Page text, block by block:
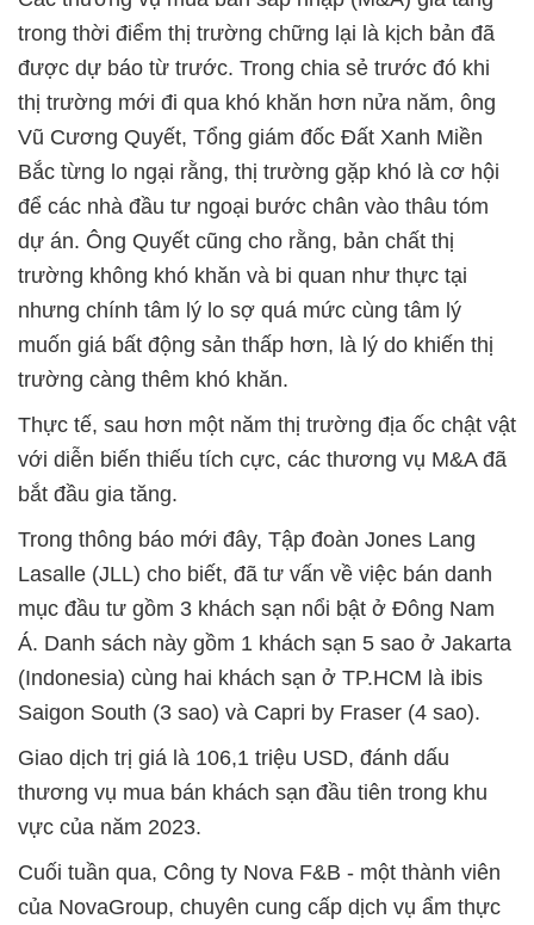
trong thời điểm thị trường chững lại là kịch bản đã
được dự báo từ trước. Trong chia sẻ trước đó khi
thị trường mới đi qua khó khăn hơn nửa năm, ông
Vũ Cương Quyết, Tổng giám đốc Đất Xanh Miền
Bắc từng lo ngại rằng, thị trường gặp khó là cơ hội
để các nhà đầu tư ngoại bước chân vào thâu tóm
dự án. Ông Quyết cũng cho rằng, bản chất thị
trường không khó khăn và bi quan như thực tại
nhưng chính tâm lý lo sợ quá mức cùng tâm lý
muốn giá bất động sản thấp hơn, là lý do khiến thị
trường càng thêm khó khăn.
Thực tế, sau hơn một năm thị trường địa ốc chật vật
với diễn biến thiếu tích cực, các thương vụ M&A đã
bắt đầu gia tăng.
Trong thông báo mới đây, Tập đoàn Jones Lang
Lasalle (JLL) cho biết, đã tư vấn về việc bán danh
mục đầu tư gồm 3 khách sạn nổi bật ở Đông Nam
Á. Danh sách này gồm 1 khách sạn 5 sao ở Jakarta
(Indonesia) cùng hai khách sạn ở TP.HCM là ibis
Saigon South (3 sao) và Capri by Fraser (4 sao).
Giao dịch trị giá là 106,1 triệu USD, đánh dấu
thương vụ mua bán khách sạn đầu tiên trong khu
vực của năm 2023.
Cuối tuần qua, Công ty Nova F&B - một thành viên
của NovaGroup, chuyên cung cấp dịch vụ ẩm thực